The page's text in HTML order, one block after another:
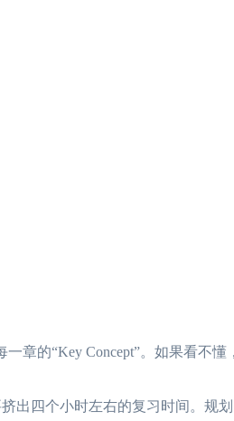
的“Key Concept”。如果看不懂，
出四个小时左右的复习时间。规划